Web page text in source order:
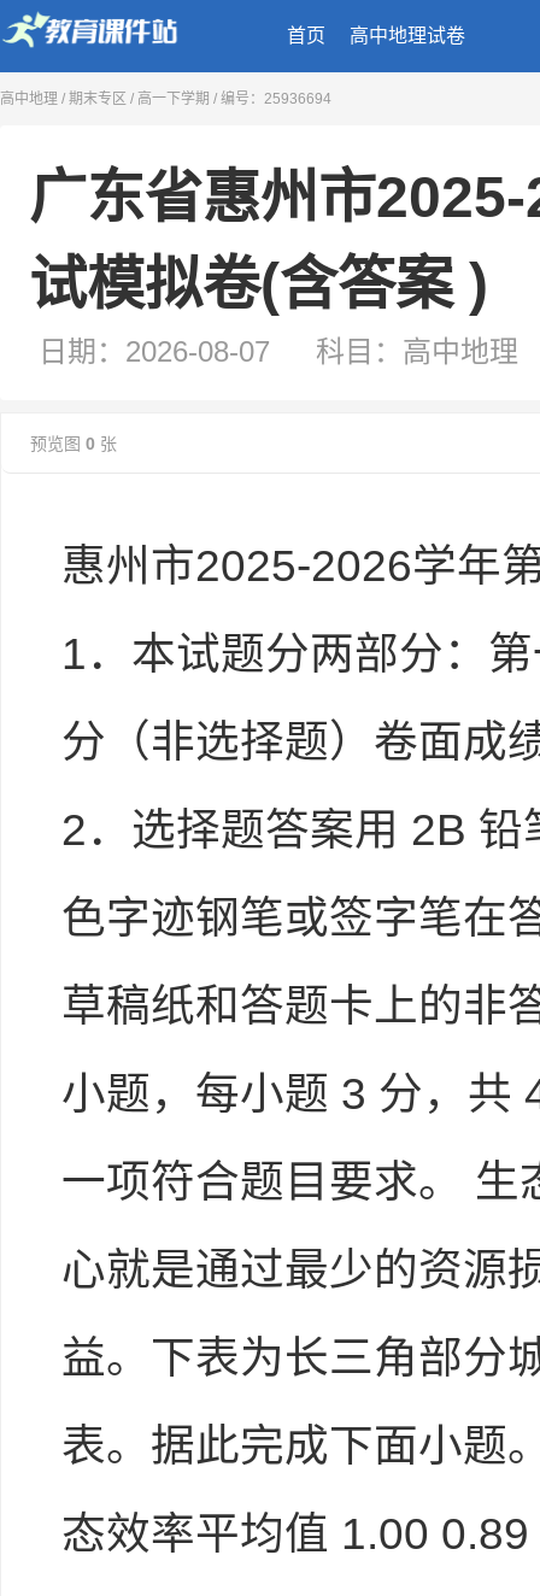
首页 高中地理试卷
高中地理 / 期末专区 / 高一下学期 / 编号：25936694
广东省惠州市2025-2026学年第二学期高
日期：2026-08-07 科目：高中地理 类型：试卷 来源：二一教育课件站
预览图 0 张
惠州市2025-2026学年
1．本试题分两部分：
分（非选择题）卷面成
2．选择题答案用 2B
色字迹钢笔或签字笔在
草稿纸和答题卡上的非
小题，每小题 3 分，共
一项符合题目要求。
心就是通过最少的资源
益。下表为长三角部分
表。据此完成下面小题
态效率平均值 1.00